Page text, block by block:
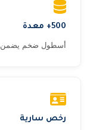
500+ معدة
أسطول ضخم يضمن
رخص سارية